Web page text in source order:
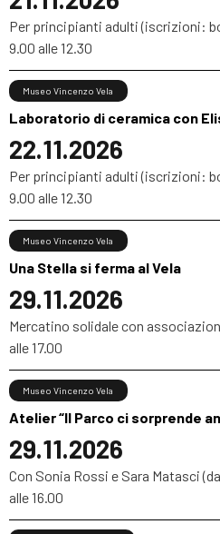
Per principianti adulti (iscrizioni:
9.00 alle 12.30
Laboratorio di ceramica con
22.11.2026
Museo Vincenzo Vela
Per principianti adulti (iscrizioni:
9.00 alle 12.30
Una Stella si ferma al Vela
29.11.2026
Museo Vincenzo Vela
Mercatino solidale con
alle 17.00
Atelier “Il Parco ci sorprende
29.11.2026
Museo Vincenzo Vela
Con Sonia Rossi e Sara Matasci
alle 16.00